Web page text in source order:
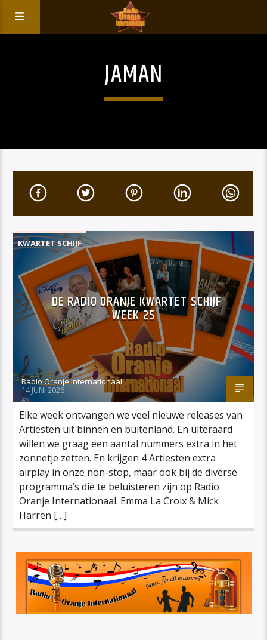
JAMAN
KWARTET SCHIJF
DE RADIO ORANJE KWARTET SCHIJF
WEEK 25
Radio Oranje Internationaal
14 JUNI 2026
Elke week ontvangen we veel nieuwe releases van
Artiesten uit binnen en buitenland. En uiteraard
willen we graag een aantal nummers extra in het
zonnetje zetten. En krijgen 4 Artiesten extra
airplay in onze non-stop, maar ook bij de diverse
programma’s die te beluisteren zijn op Radio
Oranje Internationaal. Emma La Croix & Mick
Harren […]